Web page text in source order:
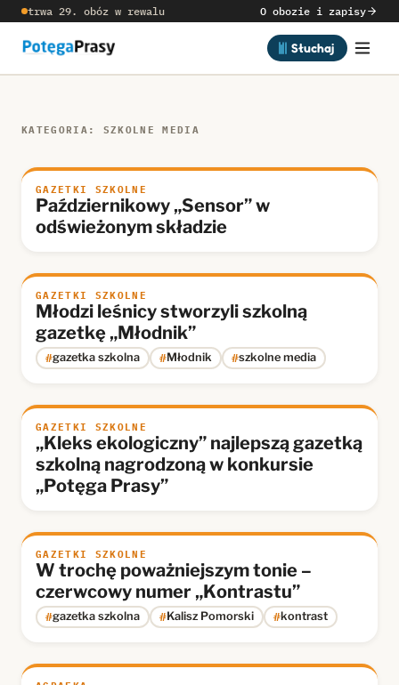
trwa 29. obóz w rewalu O obozie i zapisy
Słuchaj
KATEGORIA: SZKOLNE MEDIA
GAZETKI SZKOLNE
Październikowy „Sensor” w
odświeżonym składzie
GAZETKI SZKOLNE
Młodzi leśnicy stworzyli szkolną
gazetkę „Młodnik”
#gazetka szkolna #Młodnik #szkolne media
GAZETKI SZKOLNE
„Kleks ekologiczny” najlepszą gazetką
szkolną nagrodzoną w konkursie
„Potęga Prasy”
GAZETKI SZKOLNE
W trochę poważniejszym tonie –
czerwcowy numer „Kontrastu”
#gazetka szkolna #Kalisz Pomorski #kontrast